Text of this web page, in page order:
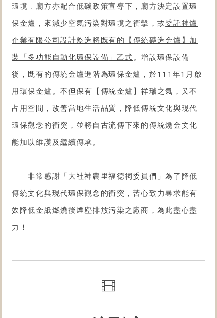
環境，廟方亦配合低碳政策宣導下，廟方決定設置環
保金爐 ，來減少空氣污染對環境之衝擊，故委託神爐
企業有限公司設計監造將既有的【 傳統磚造金爐 】加
裝「多功能自動化環保設備 」乙式 。增設環保設備
後，既有的傳統金爐進階為環保金爐 ，於111年1月啟
用環保金爐。不但保有【 傳統金爐 】祥瑞之氣，又不
占用空間，改善當地生活品質，降低傳統文化與現代
環保觀念的衝突，並將自古流傳下來的傳統燒金文化
能加以維護及繼續傳承。
非常感謝「大社神農里福德祠委員們」為了降低
傳統文化與現代環保觀念的衝突，苦心致力尋求能有
效降低金紙燃燒後煙塵排放污染之廠商 ，為此盡心盡
力！